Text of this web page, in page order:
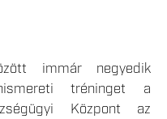
immár negyedik
tréninget a
Központ az